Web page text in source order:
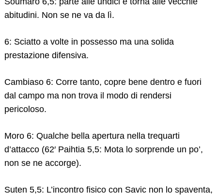
abitudini. Non se ne va da lì.
6: Sciatto a volte in possesso ma una solida
prestazione difensiva.
Cambiaso 6: Corre tanto, copre bene dentro e fuori
dal campo ma non trova il modo di rendersi
pericoloso.
Moro 6: Qualche bella apertura nella trequarti
d’attacco (62′ Paihtia 5,5: Mota lo sorprende un po’,
non se ne accorge).
Suten 5,5: L’incontro fisico con Savic non lo spaventa,